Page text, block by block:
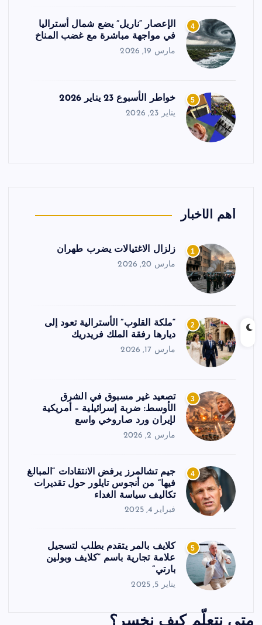
4
الإعصار “ناريل” يضع شمال أستراليا
في مواجهة مباشرة مع غضب المناخ
مارس 19, 2026
5 خواطر الأسبوع 23 يناير 2026
يناير 23, 2026
أهم الأخبار
1 زلزال الاغتيالات يضرب طهران
مارس 20, 2026
2
“ملكة القلوب” الأسترالية تعود إلى
ديارها رفقة الملك فريدريك
مارس 17, 2026
3
تصعيد غير مسبوق في الشرق
الأوسط: ضربة إسرائيلية – أمريكية
لإيران ورد صاروخي واسع
مارس 2, 2026
4
جيم تشالمرز يرفض الانتقادات “المبالغ
فيها” من أنجوس تايلور حول تقديرات
تكاليف سياسة الغداء
فبراير 4, 2025
5
كلايف بالمر يتقدم بطلب لتسجيل
علامة تجارية باسم “كلايف وبولين
بارتي”
يناير 5, 2025
متى نتعلّم كيف نخسر؟